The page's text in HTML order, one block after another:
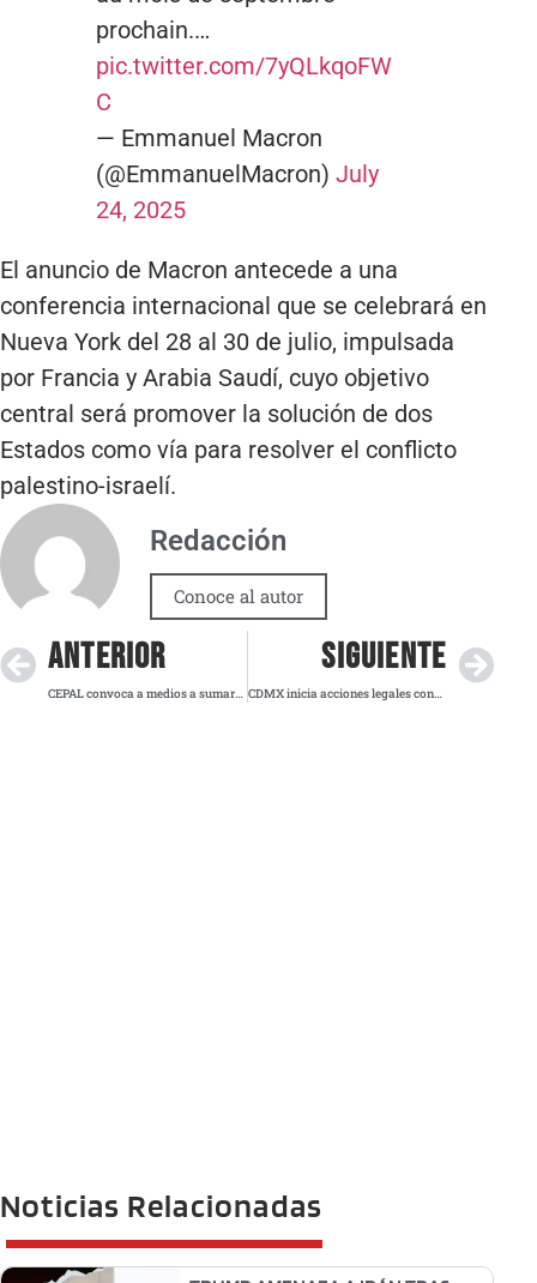
prochain.…
pic.twitter.com/7yQLkqoFW
C
— Emmanuel Macron
(@EmmanuelMacron) July
24, 2025
El anuncio de Macron antecede a una
conferencia internacional que se celebrará en
Nueva York del 28 al 30 de julio, impulsada
por Francia y Arabia Saudí, cuyo objetivo
central será promover la solución de dos
Estados como vía para resolver el conflicto
palestino-israelí.
Redacción
Conoce al autor
ANTERIOR
CEPAL convoca a medios a sumarse al debate regional sobre género y transformación social
SIGUIENTE
CDMX inicia acciones legales contra mototaxis de apps por operar fuera de la ley
Noticias Relacionadas